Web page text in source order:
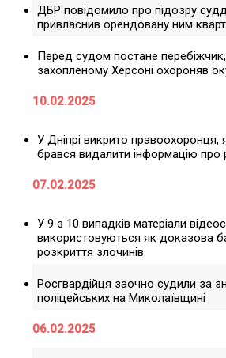
ДБР повідомило про підозру
привласнив орендовану ним
Перед судом постане
захопленому Херсоні охороняв
10.02.2025
У Дніпрі викрито правоохоронця,
брався видалити інформацію про
07.02.2025
У 9 з 10 випадків матеріали
використовуються як доказова
розкриття злочинів
Росгвардійця заочно судили за
поліцейських на Миколаївщині
06.02.2025